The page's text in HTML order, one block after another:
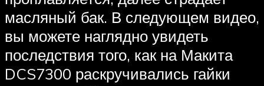
масляный бак. В следующем видео,
вы можете наглядно увидеть
последствия того, как на Макита
DCS7300 раскручивались гайки